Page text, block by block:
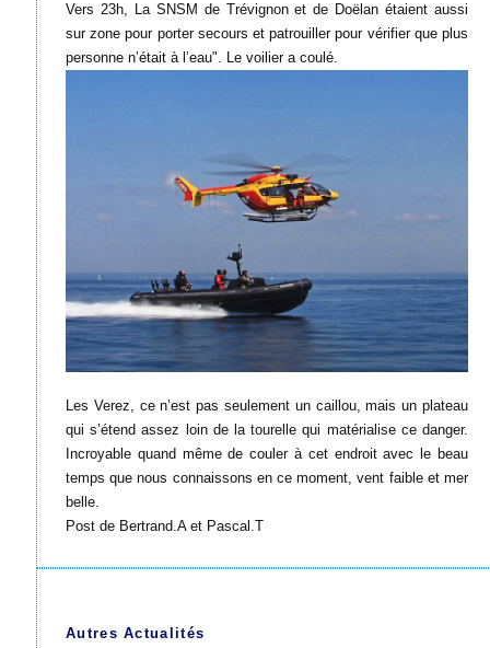
Vers 23h, La SNSM de Trévignon et de Doëlan étaient aussi
sur zone pour porter secours et patrouiller pour vérifier que plus
personne n’était à l’eau". Le voilier a coulé.
Les Verez, ce n’est pas seulement un caillou, mais un plateau
qui s’étend assez loin de la tourelle qui matérialise ce danger.
Incroyable quand même de couler à cet endroit avec le beau
temps que nous connaissons en ce moment, vent faible et mer
belle.
Post de Bertrand.A et Pascal.T
Autres Actualités